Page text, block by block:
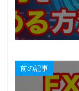
前の記事